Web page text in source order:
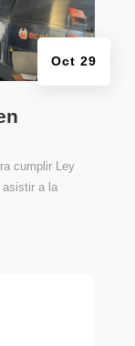
Oct 29
cumplir Ley
asistir a la